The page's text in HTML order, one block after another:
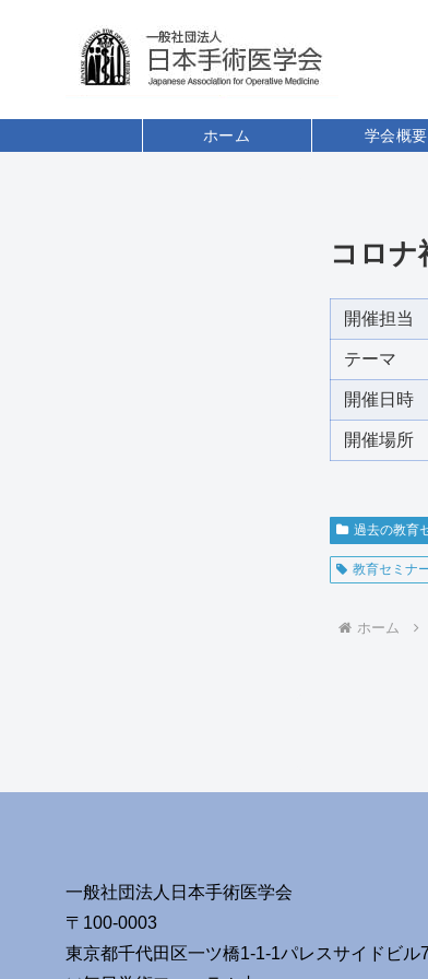
ホーム 学会概要
コロナ
開催担当
テーマ
開催日時
開催場所
過去の教育
教育セミナ
ホーム
一般社団法人日本手術医学会
〒100-0003
東京都千代田区一ツ橋1-1-1パレスサイドビル